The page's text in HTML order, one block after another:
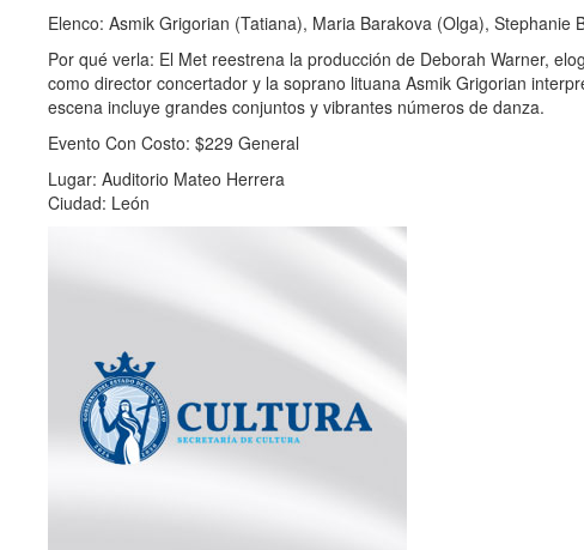
Elenco: Asmik Grigorian (Tatiana), Maria Barakova (Olga),
Por qué verla: El Met reestrena la producción de Deborah Warner,
como director concertador y la soprano lituana Asmik Grigorian
escena incluye grandes conjuntos y vibrantes números de danza.
Evento Con Costo: $229 General
Lugar: Auditorio Mateo Herrera
Ciudad: León